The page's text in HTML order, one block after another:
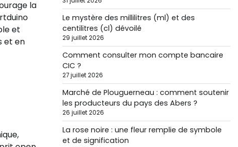
la
et
et en
Le mystère des millilitres (ml) et des
centilitres (cl) dévoilé
29 juillet 2026
Comment consulter mon compte bancaire
CIC ?
27 juillet 2026
Marché de Plouguerneau : comment soutenir
les producteurs du pays des Abers ?
26 juillet 2026
La rose noire : une fleur remplie de symbole
et de signification